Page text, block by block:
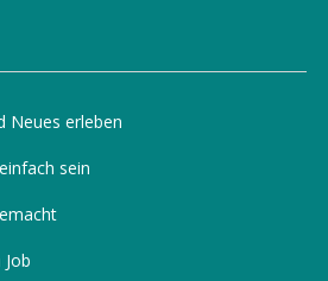
Neues erleben
sein